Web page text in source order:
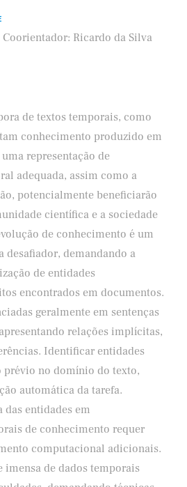
Coorientador: Ricardo da Silva
de textos temporais, como
conhecimento produzido em
representação de
adequada, assim como a
potencialmente beneficiarão
científica e a sociedade
de conhecimento é um
desafiador, demandando a
de entidades
encontrados em documentos.
geralmente em sentenças
relações implícitas,
Identificar entidades
prévio no domínio do texto,
automática da tarefa.
entidades em
de conhecimento requer
computacional adicionais.
imensa de dados temporais